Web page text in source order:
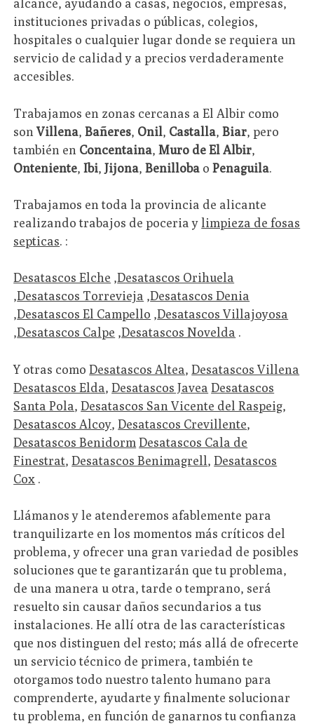
alcance, ayudando a casas, negocios, empresas,
instituciones privadas o públicas, colegios,
hospitales o cualquier lugar donde se requiera un
servicio de calidad y a precios verdaderamente
accesibles.
Trabajamos en zonas cercanas a El Albir como
sonVillena,Bañeres, Onil, Castalla,Biar, pero
también en Concentaina,Muro de El Albir,
Onteniente,Ibi,Jijona,Benilloba oPenaguila.
Trabajamos en toda la provincia de alicante
realizando trabajos de poceria ylimpieza de fosas
septicas. :
Desatascos Elche ,Desatascos Orihuela
,Desatascos Torrevieja ,Desatascos Denia
,Desatascos El Campello ,Desatascos Villajoyosa
,Desatascos Calpe ,Desatascos Novelda .
Y otras comoDesatascos Altea,Desatascos Villena
Desatascos Elda,Desatascos Javea Desatascos
Santa Pola,Desatascos San Vicente del Raspeig,
Desatascos Alcoy,Desatascos Crevillente,
Desatascos Benidorm Desatascos Cala de
Finestrat,Desatascos Benimagrell,Desatascos
Cox .
Llámanos y le atenderemos afablemente para
tranquilizarte en los momentos más críticos del
problema, y ofrecer una gran variedad de posibles
soluciones que te garantizarán que tu problema,
de una manera u otra, tarde o temprano, será
resuelto sin causar daños secundarios a tus
instalaciones. He allí otra de las características
que nos distinguen del resto; más allá de ofrecerte
un servicio técnico de primera, también te
otorgamos todo nuestro talento humano para
comprenderte, ayudarte y finalmente solucionar
tu problema, en función de ganarnos tu confianza